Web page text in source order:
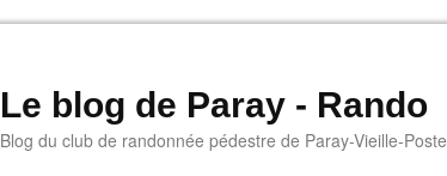
Le blog de Paray - Rando
Blog du club de randonnée pédestre de Paray-Vieille-Poste